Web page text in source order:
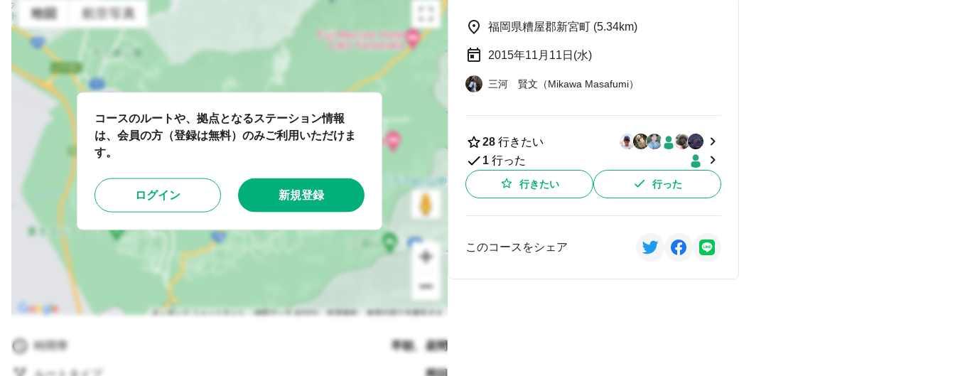
時間帯 早朝、昼間
コースのルートや、拠点となるステーション情報
は、会員の方（登録は無料）のみご利用いただけま
す。
ログイン 新規登録
福岡県糟屋郡新宮町 (5.34km)
2015年11月11日(水)
三河 賢文（Mikawa Masafumi）
28 行きたい
1 行った
行きたい 行った
このコースをシェア